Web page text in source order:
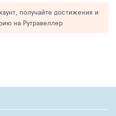
получайте достижения и
на Рутравеллер